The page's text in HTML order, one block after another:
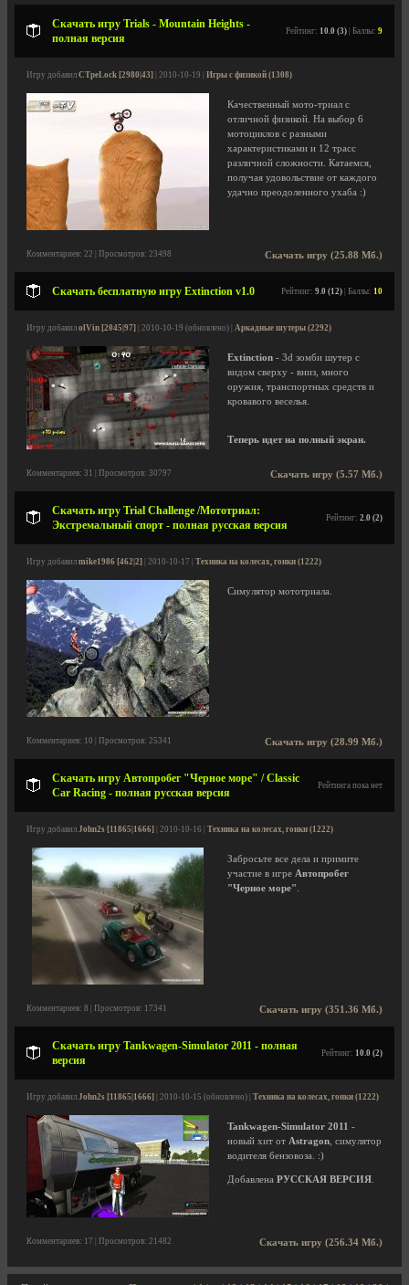
Скачать игру Trials - Mountain Heights -
полная версия
Рейтинг: 10.0 (3) | Баллы: 9
Игру добавил CTpeLock [2980|43] | 2010-10-19 | Игры с физикой (1308)
Качественный мото-триал с
отличной физикой. На выбор 6
мотоциклов с разными
характеристиками и 12 трасс
различной сложности. Катаемся,
получая удовольствие от каждого
удачно преодоленного ухаба :)
Скачать игру (25.88 Мб.)
Комментариев: 22 | Просмотров: 23498
Скачать бесплатную игру Extinction v1.0 Рейтинг: 9.0 (12) | Баллы: 10
Игру добавил olVin [2045|97] | 2010-10-19 (обновлено) | Аркадные шутеры (2292)
Extinction - 3d зомби шутер с
видом сверху - вниз, много
оружия, транспортных средств и
кровавого веселья.
Теперь идет на полный экран.
Скачать игру (5.57 Мб.)
Комментариев: 31 | Просмотров: 30797
Скачать игру Trial Challenge /Мототриал:
Экстремальный спорт - полная русская версия
Рейтинг: 2.0 (2)
Игру добавил mike1986 [462|2] | 2010-10-17 | Техника на колесах, гонки (1222)
Симулятор мототриала.
Скачать игру (28.99 Мб.)
Комментариев: 10 | Просмотров: 25341
Скачать игру Автопробег "Черное море" / Classic
Car Racing - полная русская версия
Рейтинга пока нет
Игру добавил John2s [11865|1666] | 2010-10-16 | Техника на колесах, гонки (1222)
Забросьте все дела и примите
участие в игре Автопробег
"Черное море"
Скачать игру (351.36 Мб.)
Комментариев: 8 | Просмотров: 17341
Скачать игру Tankwagen-Simulator 2011 - полная
версия
Рейтинг: 10.0 (2)
Игру добавил John2s [11865|1666] | 2010-10-15 (обновлено) | Техника на колесах, гонки (1222)
Tankwagen-Simulator 2011 -
новый хит от Astragon , симулятор
водителя бензовоза. :)
Добавлена РУССКАЯ ВЕРСИЯ
Скачать игру (256.34 Мб.)
Комментариев: 17 | Просмотров: 21482